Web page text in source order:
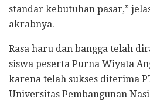
standar kebutuhan pasar,”
akrabnya.
Rasa haru dan bangga telah
siswa peserta Purna Wiyata
karena telah sukses diterima
Universitas Pembangunan